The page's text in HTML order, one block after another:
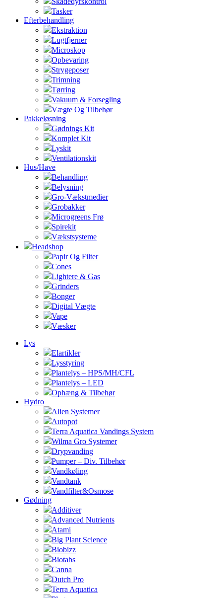
Tasker
Efterbehandling
Ekstraktion
Lugtfjerner
Microskop
Opbevaring
Strygeposer
Trimning
Tørring
Vakuum & Forsegling
Vægte Og Tilbehør
Pakkeløsning
Gødnings Kit
Komplet Kit
Lyskit
Ventilationskit
Hus/Have
Behandling
Belysning
Gro-Vækstmedier
Grobakker
Microgreens Frø
Spirekit
Vækstsysteme
Headshop
Papir Og Filter
Cones
Lightere & Gas
Grinders
Bonger
Digital Vægte
Vape
Væsker
Lys
Elartikler
Lysstyring
Plantelys – HPS/MH/CFL
Plantelys – LED
Ophæng & Tilbehør
Hydro
Alien Systemer
Autopot
Terra Aquatica Vandings System
Wilma Gro Systemer
Drypvanding
Pumper – Div. Tilbehør
Vandkøling
Vandtank
Vandfilter&Osmose
Gødning
Additiver
Advanced Nutrients
Atami
Big Plant Science
Biobizz
Biotabs
Canna
Dutch Pro
Terra Aquatica